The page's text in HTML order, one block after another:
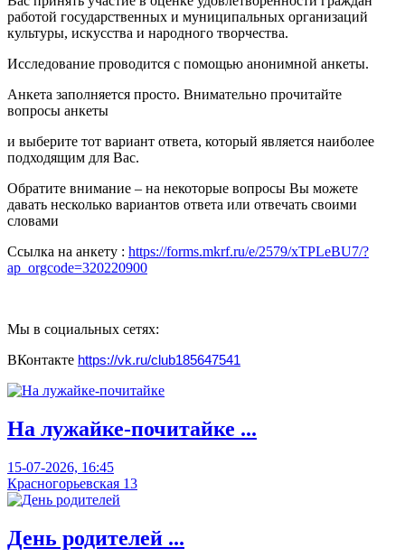
работой государственных и муниципальных организаций
культуры, искусства и народного творчества.
Исследование проводится с помощью анонимной анкеты.
Анкета заполняется просто. Внимательно прочитайте
вопросы анкеты
и выберите тот вариант ответа, который является наиболее
подходящим для Вас.
Обратите внимание – на некоторые вопросы Вы можете
давать несколько вариантов ответа или отвечать своими
словами
Ссылка на анкету : https://forms.mkrf.ru/e/2579/xTPLeBU7/?
ap_orgcode=320220900
Мы в социальных сетях:
ВКонтакте https://vk.ru/club185647541
На лужайке-почитайке ...
15-07-2026, 16:45
Красногорьевская 13
День родителей ...